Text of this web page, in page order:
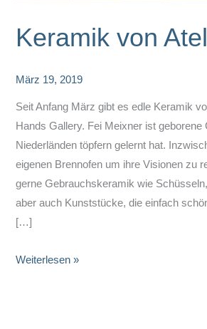
Keramik von
März 19, 2019
Seit Anfang März gibt es edle Keramik
Hands Gallery. Fei Meixner ist geborene
Niederländen töpfern gelernt hat.
eigenen Brennofen um ihre Visionen zu
gerne Gebrauchskeramik wie
aber auch Kunststücke, die einfach
[…]
Keramik
Weiterlesen »